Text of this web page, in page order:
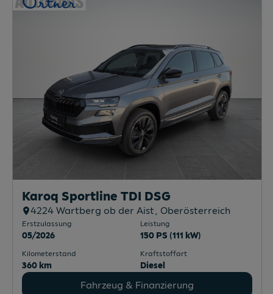
Karoq Sportline TDI DSG
4224 Wartberg ob der Aist, Oberösterreich
Erstzulassung
05/2026
Leistung
150 PS (111 kW)
Kilometerstand
360 km
Kraftstoffart
Diesel
Fahrzeug & Finanzierung